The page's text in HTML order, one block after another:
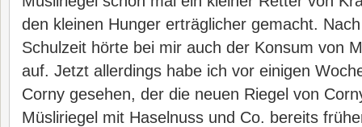
den kleinen Hunger erträglicher gemacht.
Schulzeit hörte bei mir auch der Konsum von
auf. Jetzt allerdings habe ich vor einigen
Corny gesehen, der die neuen Riegel von
Müsliriegel mit Haselnuss und Co. bereits